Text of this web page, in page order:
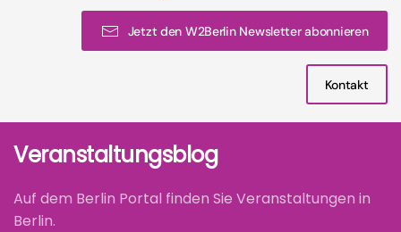
Jetzt den W2Berlin Newsletter abonnieren
Kontakt
Veranstaltungsblog
Auf dem Berlin Portal finden Sie Veranstaltungen in
Berlin.